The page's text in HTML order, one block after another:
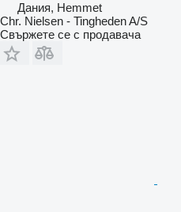
Дания, Hemmet
Chr. Nielsen - Tingheden A/S
Свържете се с продавача